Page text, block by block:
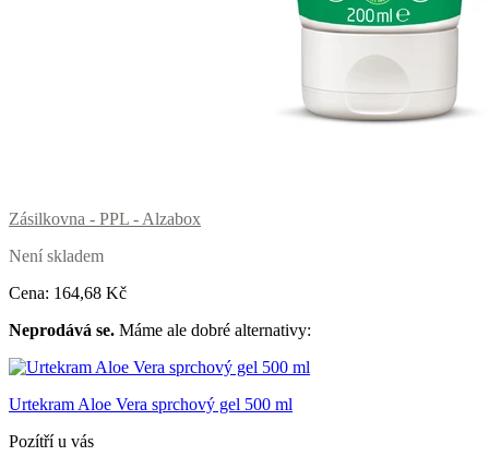
Zásilkovna - PPL - Alzabox
Není skladem
Cena: 164,68 Kč
Neprodává se. Máme ale dobré alternativy:
Urtekram Aloe Vera sprchový gel 500 ml
Pozítří u vás